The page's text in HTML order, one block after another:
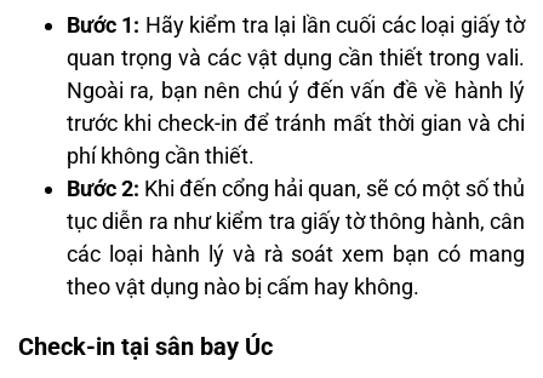
Bước 1: Hãy kiểm tra lại lần cuối các loại giấy tờ
quan trọng và các vật dụng cần thiết trong vali.
Ngoài ra, bạn nên chú ý đến vấn đề về hành lý
trước khi check-in để tránh mất thời gian và chi
phí không cần thiết.
Bước 2: Khi đến cổng hải quan, sẽ có một số thủ
tục diễn ra như kiểm tra giấy tờ thông hành, cân
các loại hành lý và rà soát xem bạn có mang
theo vật dụng nào bị cấm hay không.
Check-in tại sân bay Úc